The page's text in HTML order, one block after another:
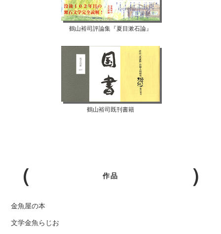
鶴山裕司評論集『夏目漱石論』
鶴山裕司既刊書籍
作品
金魚屋の本
文学金魚らじお